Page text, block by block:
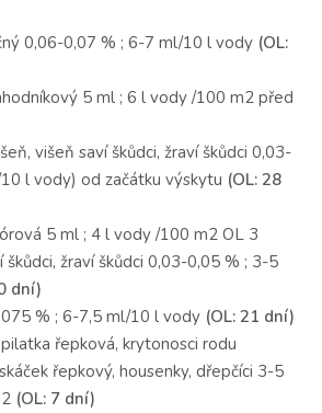
0,06-0,07 % ; 6-7 ml/10 l vody (OL:
5 ml ; 6 l vody /100 m2 před
višeň saví škůdci, žraví škůdci 0,03-
l vody) od začátku výskytu (OL: 28
5 ml ; 4 l vody /100 m2 OL 3
žraví škůdci 0,03-0,05 % ; 3-5
dní)
% ; 6-7,5 ml/10 l vody (OL: 21 dní)
řepková, krytonosci rodu
řepkový, housenky, dřepčíci 3-5
(OL: 7 dní)